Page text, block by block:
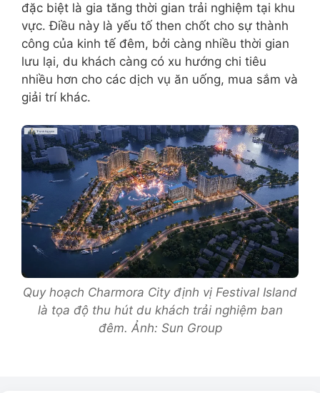
đặc biệt là gia tăng thời gian trải nghiệm tại khu
vực. Điều này là yếu tố then chốt cho sự thành
công của kinh tế đêm, bởi càng nhiều thời gian
lưu lại, du khách càng có xu hướng chi tiêu
nhiều hơn cho các dịch vụ ăn uống, mua sắm và
giải trí khác.
Quy hoạch Charmora City định vị Festival Island
là tọa độ thu hút du khách trải nghiệm ban
đêm. Ảnh: Sun Group